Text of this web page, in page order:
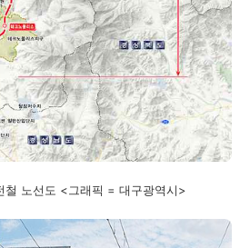
철 노선도 <그래픽 = 대구광역시>